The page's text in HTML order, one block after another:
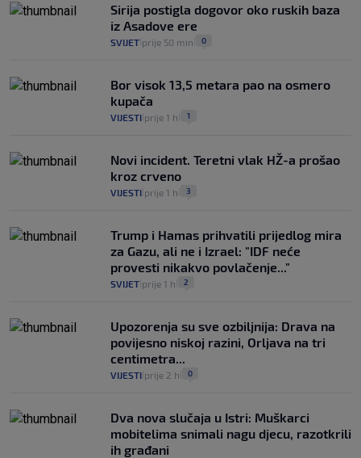
Sirija postigla dogovor oko ruskih baza
iz Asadove ere
SVIJET prije 50 min 0
Bor visok 13,5 metara pao na osmero
kupača
VIJESTI prije 1 h 1
Novi incident. Teretni vlak HŽ-a prošao
kroz crveno
VIJESTI prije 1 h 3
Trump i Hamas prihvatili prijedlog mira
za Gazu, ali ne i Izrael: "IDF neće
provesti nikakvo povlačenje..."
SVIJET prije 1 h 2
Upozorenja su sve ozbiljnija: Drava na
povijesno niskoj razini, Orljava na tri
centimetra...
VIJESTI prije 2 h 0
Dva nova slučaja u Istri: Muškarci
mobitelima snimali nagu djecu, razotkrili
ih građani